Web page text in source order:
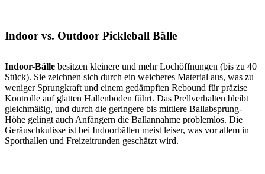
Indoor vs. Outdoor Pickleball Bälle
Indoor-Bälle besitzen kleinere und mehr Lochöffnungen (bis zu 40
Stück). Sie zeichnen sich durch ein weicheres Material aus, was zu
weniger Sprungkraft und einem gedämpften Rebound für präzise
Kontrolle auf glatten Hallenböden führt. Das Prellverhalten bleibt
gleichmäßig, und durch die geringere bis mittlere Ballabsprung-
Höhe gelingt auch Anfängern die Ballannahme problemlos. Die
Geräuschkulisse ist bei Indoorbällen meist leiser, was vor allem in
Sporthallen und Freizeitrunden geschätzt wird.